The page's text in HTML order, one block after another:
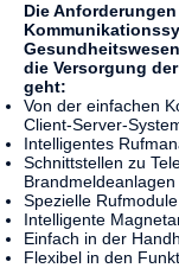
Die Anforderungen
die Versorgung
geht:
Von der einfachen
Client-Server-
Intelligentes
Schnittstellen zu
Brandmeldeanlagen
Spezielle
Intelligente
Einfach in der
Flexibel in den